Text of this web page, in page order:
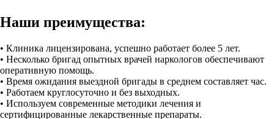
Наши преимущества:
• Клиника лицензирована, успешно работает более 5 лет.
• Несколько бригад опытных врачей наркологов обеспечивают
оперативную помощь.
• Время ожидания выездной бригады в среднем составляет час.
• Работаем круглосуточно и без выходных.
• Используем современные методики лечения и
сертифицированные лекарственные препараты.